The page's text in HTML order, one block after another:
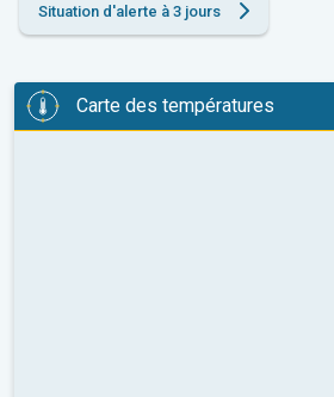
Situation d'alerte à 3 jours
Carte des températures